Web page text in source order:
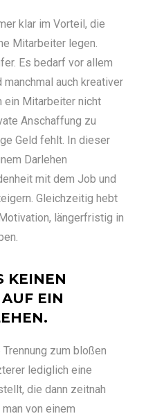
klar im Vorteil, die
Mitarbeiter legen.
Es bedarf vor allem
auch kreativer
ein Mitarbeiter nicht
Anschaffung zu
Geld fehlt. In dieser
Darlehen
mit dem Job und
Gleichzeitig hebt
längerfristig in
KEINEN
EIN
zum bloßen
lediglich eine
die dann zeitnah
von einem